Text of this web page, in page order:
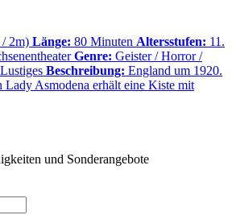
2m) Länge: 80 Minuten Altersstufen: 11.
Genre: Geister / Horror /
Beschreibung: England um 1920.
Lady Asmodena erhält eine Kiste mit
und Sonderangebote